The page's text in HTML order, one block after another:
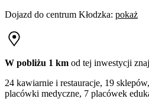
Dojazd do centrum Kłodzka: pokaż
W pobliżu 1 km od tej inwestycji
24 kawiarnie i restauracje, 19
placówki medyczne, 7 placówek